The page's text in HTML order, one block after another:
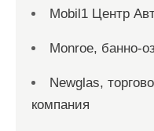
Mobil1 Центр
Monroe, банно-
Newglas,
компания